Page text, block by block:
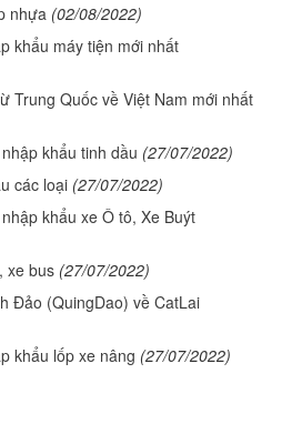
nhựa (02/08/2022)
khẩu máy tiện mới nhất
Trung Quốc về Việt Nam mới nhất
khẩu tinh dầu (27/07/2022)
các loại (27/07/2022)
khẩu xe Ô tô, Xe Buýt
xe bus (27/07/2022)
Đảo (QuingDao) về CatLai
khẩu lốp xe nâng (27/07/2022)